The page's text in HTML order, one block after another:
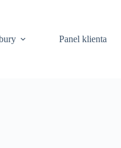
Panel klienta